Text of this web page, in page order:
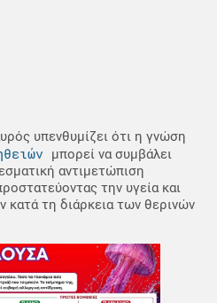
υπενθυμίζει ότι η γνώση
μπορεί να συμβάλει
αντιμετώπιση
την υγεία και
κατά τη διάρκεια των θερινών